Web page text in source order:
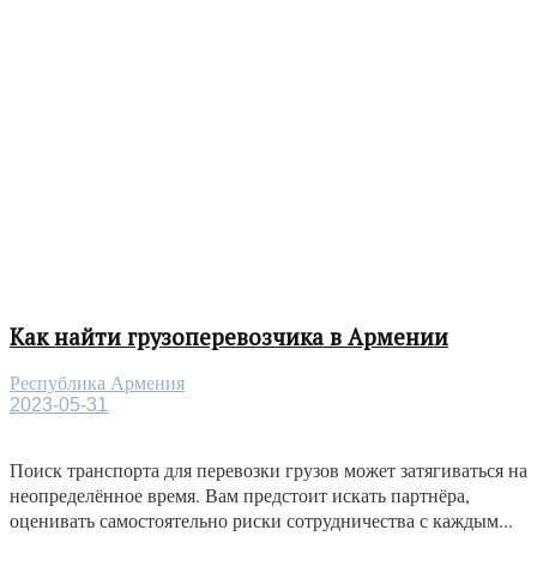
Как найти грузоперевозчика в Армении
Республика Армения
2023-05-31
Поиск транспорта для перевозки грузов может затягиваться на
неопределённое время. Вам предстоит искать партнёра,
оценивать самостоятельно риски сотрудничества с каждым...